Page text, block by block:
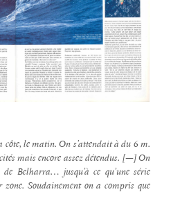
le matin. On s’attendait à du 6 m.
mais encore assez détendus. [—] On
Belharra… jusqu’à ce qu’une série
zone. Soudainement on a compris que